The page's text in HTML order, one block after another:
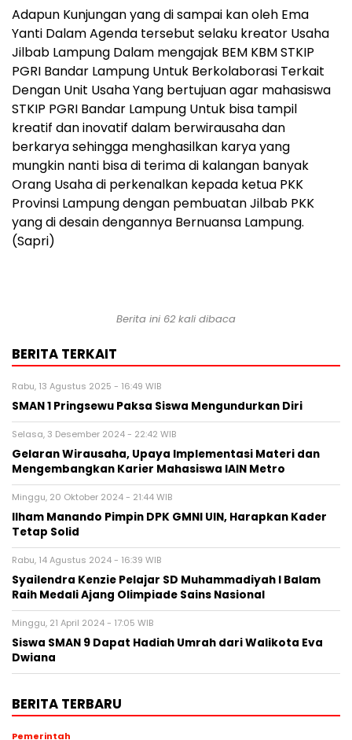
Adapun Kunjungan yang di sampai kan oleh Ema
Yanti Dalam Agenda tersebut selaku kreator Usaha
Jilbab Lampung Dalam mengajak BEM KBM STKIP
PGRI Bandar Lampung Untuk Berkolaborasi Terkait
Dengan Unit Usaha Yang bertujuan agar mahasiswa
STKIP PGRI Bandar Lampung Untuk bisa tampil
kreatif dan inovatif dalam berwirausaha dan
berkarya sehingga menghasilkan karya yang
mungkin nanti bisa di terima di kalangan banyak
Orang Usaha di perkenalkan kepada ketua PKK
Provinsi Lampung dengan pembuatan Jilbab PKK
yang di desain dengannya Bernuansa Lampung.
(Sapri)
Berita ini 62 kali dibaca
BERITA TERKAIT
Rabu, 13 Agustus 2025 - 16:49 WIB
SMAN 1 Pringsewu Paksa Siswa Mengundurkan Diri
Selasa, 3 Desember 2024 - 22:42 WIB
Gelaran Wirausaha, Upaya Implementasi Materi dan
Mengembangkan Karier Mahasiswa IAIN Metro
Minggu, 20 Oktober 2024 - 21:44 WIB
Ilham Manando Pimpin DPK GMNI UIN, Harapkan Kader
Tetap Solid
Rabu, 14 Agustus 2024 - 16:39 WIB
Syailendra Kenzie Pelajar SD Muhammadiyah I Balam
Raih Medali Ajang Olimpiade Sains Nasional
Minggu, 21 April 2024 - 17:05 WIB
Siswa SMAN 9 Dapat Hadiah Umrah dari Walikota Eva
Dwiana
BERITA TERBARU
Pemerintah